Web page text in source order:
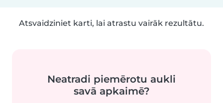
Atsvaidziniet karti, lai atrastu vairāk rezultātu.
Neatradi piemērotu aukli
savā apkaimē?